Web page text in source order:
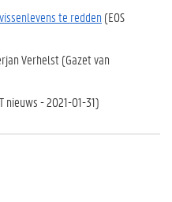
te redden (EOS
Verhelst (Gazet van
nieuws - 2021-01-31)